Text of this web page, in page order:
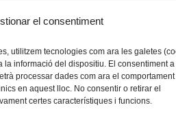
el consentiment
utilitzem tecnologies com ara les galetes
la informació del dispositiu. El consentiment a
processar dades com ara el
en aquest lloc. No consentir o retirar el
certes característiques i funcions.